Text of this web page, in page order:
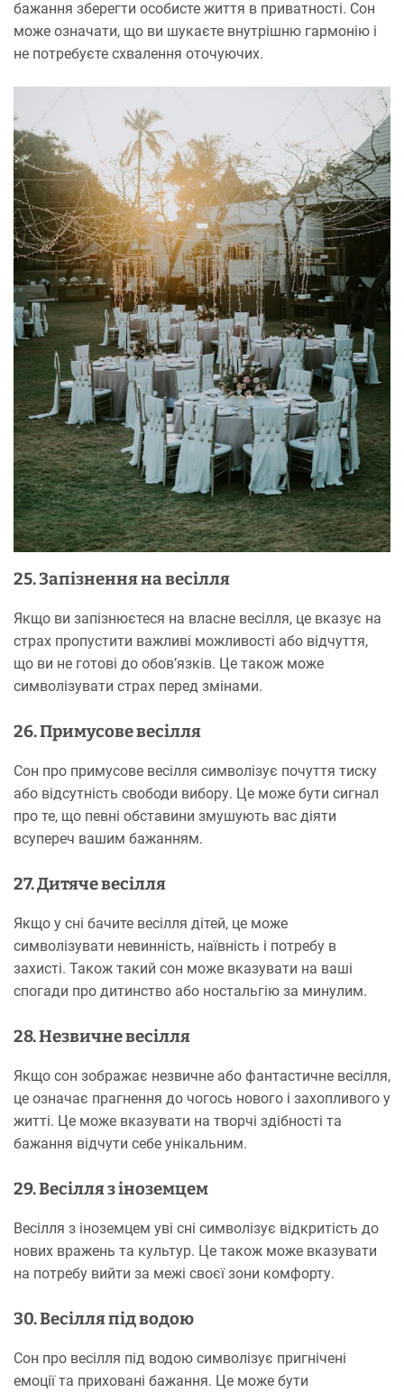
бажання зберегти особисте життя в приватності. Сон
може означати, що ви шукаєте внутрішню гармонію і
не потребуєте схвалення оточуючих.
25. Запізнення на весілля
Якщо ви запізнюєтеся на власне весілля, це вказує на
страх пропустити важливі можливості або відчуття,
що ви не готові до обов’язків. Це також може
символізувати страх перед змінами.
26. Примусове весілля
Сон про примусове весілля символізує почуття тиску
або відсутність свободи вибору. Це може бути сигнал
про те, що певні обставини змушують вас діяти
всупереч вашим бажанням.
27. Дитяче весілля
Якщо у сні бачите весілля дітей, це може
символізувати невинність, наївність і потребу в
захисті. Також такий сон може вказувати на ваші
спогади про дитинство або ностальгію за минулим.
28. Незвичне весілля
Якщо сон зображає незвичне або фантастичне весілля,
це означає прагнення до чогось нового і захопливого у
житті. Це може вказувати на творчі здібності та
бажання відчути себе унікальним.
29. Весілля з іноземцем
Весілля з іноземцем уві сні символізує відкритість до
нових вражень та культур. Це також може вказувати
на потребу вийти за межі своєї зони комфорту.
30. Весілля під водою
Сон про весілля під водою символізує пригнічені
емоції та приховані бажання. Це може бути